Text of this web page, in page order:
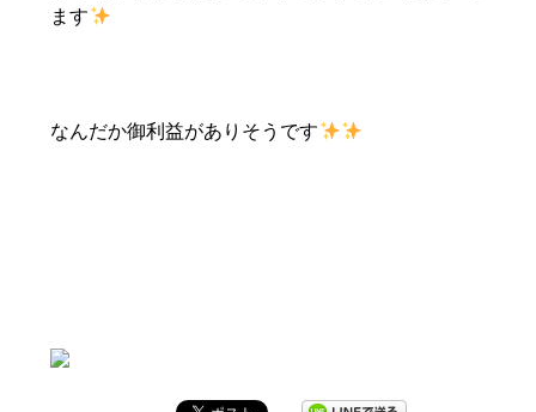
ます
なんだか御利益がありそうです